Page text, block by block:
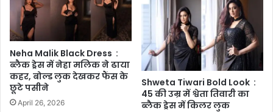
Neha Malik Black Dress :
ब्लैक ड्रेस में नेहा मलिक ने ढाया
कहर, बोल्ड लुक देखकर फैंस के
छूटे पसीने
April 26, 2026
Shweta Tiwari Bold Look :
45 की उम्र में श्वेता तिवारी का
ब्लैक ड्रेस में किलर लुक